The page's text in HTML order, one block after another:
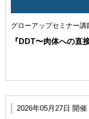
グローアップセミナー講
『DDT〜肉体への直
2026年05月27日 開催